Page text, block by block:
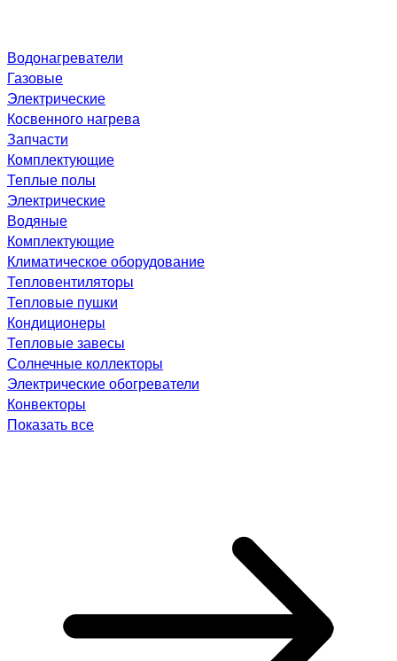
Водонагреватели
Газовые
Электрические
Косвенного нагрева
Запчасти
Комплектующие
Теплые полы
Электрические
Водяные
Комплектующие
Климатическое оборудование
Тепловентиляторы
Тепловые пушки
Кондиционеры
Тепловые завесы
Солнечные коллекторы
Электрические обогреватели
Конвекторы
Показать все